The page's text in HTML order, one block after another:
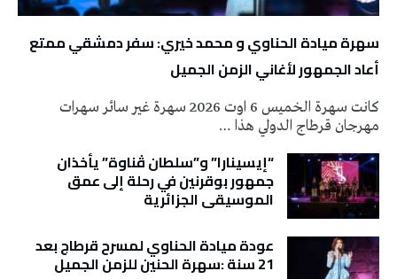
سهرة ميادة الحناوي و محمد خيري: سفر دمشقي ممتع
أعاد الجمهور لأغاني الزمن الجميل
كانت سهرة الخميس 6 اوت 2026 سهرة غير سائر سهرات
مهرجان قرطاج الدولي هذا …
“إيسينارا” و”سلطان ڤناوة” يأخذان
جمهور بوقرنين في رحلة إلى عمق
الموسيقى الجزائرية
عودة ميادة الحناوي لمسرح قرطاج بعد
21 سنة :سهرة الحنين للزمن الجميل